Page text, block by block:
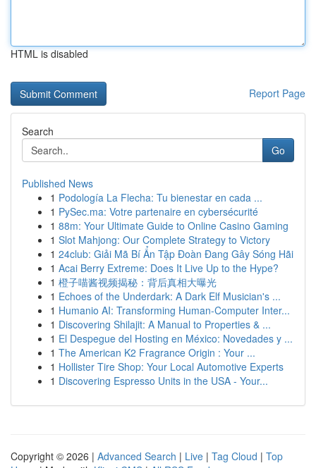
HTML is disabled
Report Page
Search
Go
Published News
1 Podología La Flecha: Tu bienestar en cada ...
1 PySec.ma: Votre partenaire en cybersécurité
1 88m: Your Ultimate Guide to Online Casino Gaming
1 Slot Mahjong: Our Complete Strategy to Victory
1 24club: Giải Mã Bí Ẩn Tập Đoàn Đang Gây Sóng Hãi
1 Acai Berry Extreme: Does It Live Up to the Hype?
1 橙子喵酱视频揭秘：背后真相大曝光
1 Echoes of the Underdark: A Dark Elf Musician's ...
1 Humanio AI: Transforming Human-Computer Inter...
1 Discovering Shilajit: A Manual to Properties & ...
1 El Despegue del Hosting en México: Novedades y ...
1 The American K2 Fragrance Origin : Your ...
1 Hollister Tire Shop: Your Local Automotive Experts
1 Discovering Espresso Units in the USA - Your...
Copyright © 2026 | Advanced Search | Live | Tag Cloud | Top